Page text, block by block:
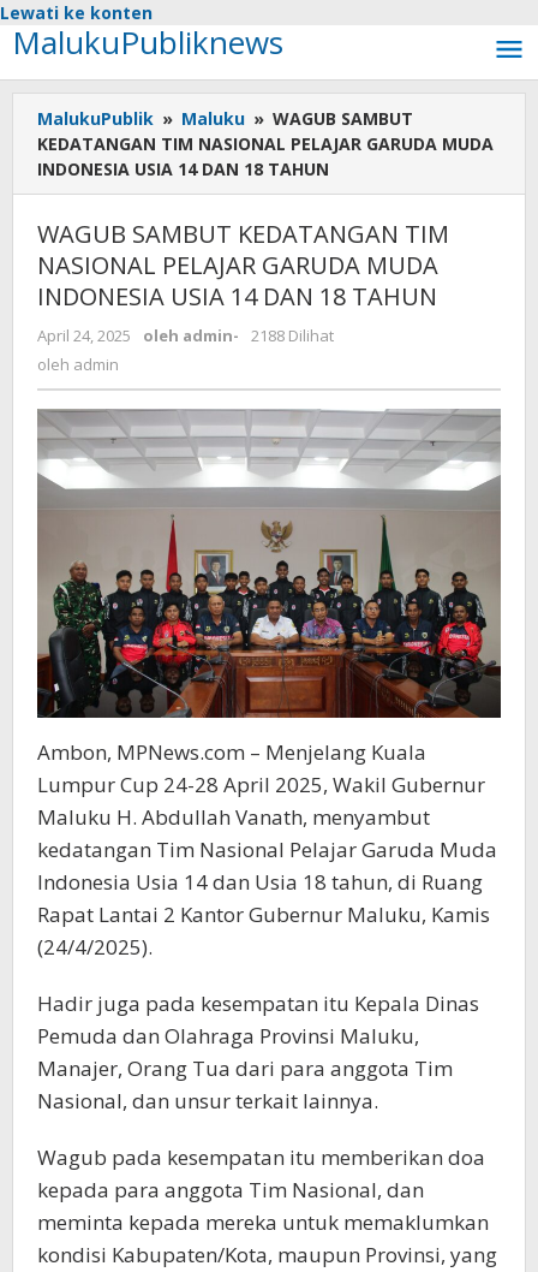
Lewati ke konten
MalukuPubliknews
MalukuPublik » Maluku » WAGUB SAMBUT
KEDATANGAN TIM NASIONAL PELAJAR GARUDA MUDA
INDONESIA USIA 14 DAN 18 TAHUN
WAGUB SAMBUT KEDATANGAN TIM
NASIONAL PELAJAR GARUDA MUDA
INDONESIA USIA 14 DAN 18 TAHUN
April 24, 2025 oleh admin-
2188 Dilihat
oleh admin
Ambon, MPNews.com – Menjelang Kuala
Lumpur Cup 24-28 April 2025, Wakil Gubernur
Maluku H. Abdullah Vanath, menyambut
kedatangan Tim Nasional Pelajar Garuda Muda
Indonesia Usia 14 dan Usia 18 tahun, di Ruang
Rapat Lantai 2 Kantor Gubernur Maluku, Kamis
(24/4/2025).
Hadir juga pada kesempatan itu Kepala Dinas
Pemuda dan Olahraga Provinsi Maluku,
Manajer, Orang Tua dari para anggota Tim
Nasional, dan unsur terkait lainnya.
Wagub pada kesempatan itu memberikan doa
kepada para anggota Tim Nasional, dan
meminta kepada mereka untuk memaklumkan
kondisi Kabupaten/Kota, maupun Provinsi, yang